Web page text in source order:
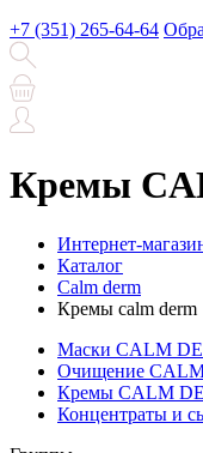
+7 (351) 265-64-64
Кремы
Интернет-
Каталог
Calm derm
Кремы calm derm
Маски CALM
Очищение
Кремы CALM
Концентраты и